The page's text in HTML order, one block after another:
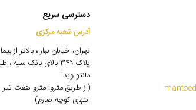
دسترسی سریع
آدرس شعبه مرکزی
تهران، خیابان بهار ، بالاتر از
پلاک ۳۴۹ بالای بانک
مانتو ویدا
(از طریق مترو: مترو هفت
انتهای کوچه صارم)